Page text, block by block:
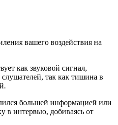
вашего воздействия на
как звуковой сигнал,
так как тишина в
большей информацией или
в интервью, добиваясь от